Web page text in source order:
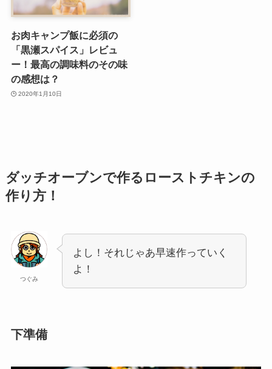
お肉キャンプ飯に必須の
「黒瀬スパイス」レビュ
ー！最高の調味料のその味
の感想は？
2020年1月10日
ダッチオーブンで作るローストチキンの
作り方！
つぐみ
よし！それじゃあ早速作っていく
よ！
下準備